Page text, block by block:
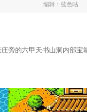
编辑： 蓝色咕
旁的六甲天书山洞内部